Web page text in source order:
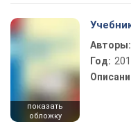
показать
обложку
Авторы:
Год: